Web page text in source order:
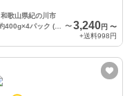
和歌山県紀の川市
①約400g×4パック (約1.6kg) 優品 訳あり 規格外 加工用 or ご家庭用
〜3,240円 〜
+送料998円